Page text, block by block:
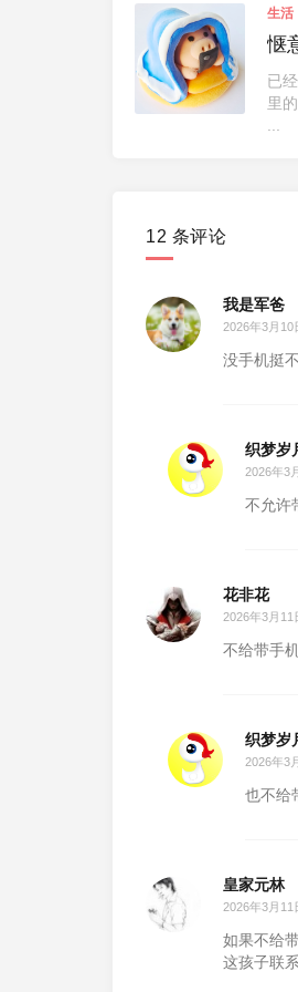
生活
惬
已
里
12 条评论
我是军爸
2026年3月10
没手机挺
织梦岁
2026年3
不允许
花非花
2026年3月11
不给带手
织梦岁
2026年3
也不给
皇家元林
2026年3月11
如果不给
这孩子联